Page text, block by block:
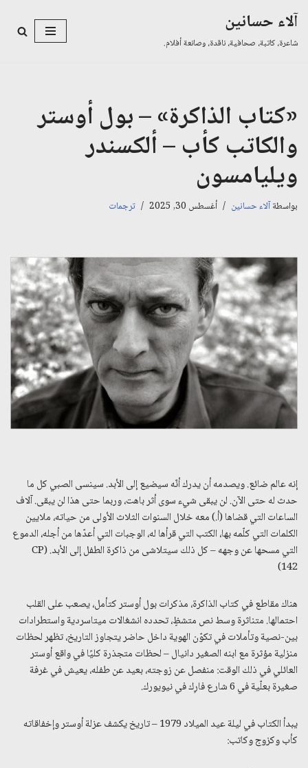
تخطى
آلاء حسانين
شاعرة، كاتبة، صحافية، ناقدة، وصانعة أفلام.
«كتاب الذاكرة» – بول أوستر
والكاتب كأب – ألكسندر
ويليامسون
بواسطةآلاء حسانين أغسطس 30, 2025 ترجمات
إنه عالم ضائع. ويصدمه أن يدرك أنّه سيضيع إلى الأبد. سينسى الصبي كل ما
حدث له حتى الآن. لن يبقى شيء سوى أثر باهت، وربما حتى هذا لن يبقى. آلاف
الساعات التي قضاها (أ.) معه خلال السنوات الثلاث الأولى من حياته، ملايين
الكلمات التي كلّمه بها، الكتب التي قرأها له، الوجبات التي أعدّها من أجله، الدموع
التي مسحها عن وجهه – كل ذلك سيتلاشى من ذاكرة الطفل إلى الأبد. (CP
142)
هناك مقاطع في كتاب الذاكرة، مذكرات بول أوستر كتأمل، يصعب على القلب
احتمالها. متناثرة وسط نص متشظٍ، تحدده انشغالات ميتاسردية واستطرادات
بين-نصية وتأملات في تكوّن الهوية داخل حاضر يتجاوز التاريخ، تظهر لحظات
منزلية مؤثرة مع ابنه الصغير دانيال – لحظات متجذرة كليًا في واقع أوستر
العائلي في ذلك الوقت: منفصل عن زوجته، بعيد عن طفله، يعيش في غرفة
صغيرة بعلّية في 6 شارع فارِك في نيويورك.
يبدأ الكتاب في ليلة عيد الميلاد 1979 – تاريخ يكشف عزلة أوستر وإخفاقاته
كأب وكزوج وكاتب: